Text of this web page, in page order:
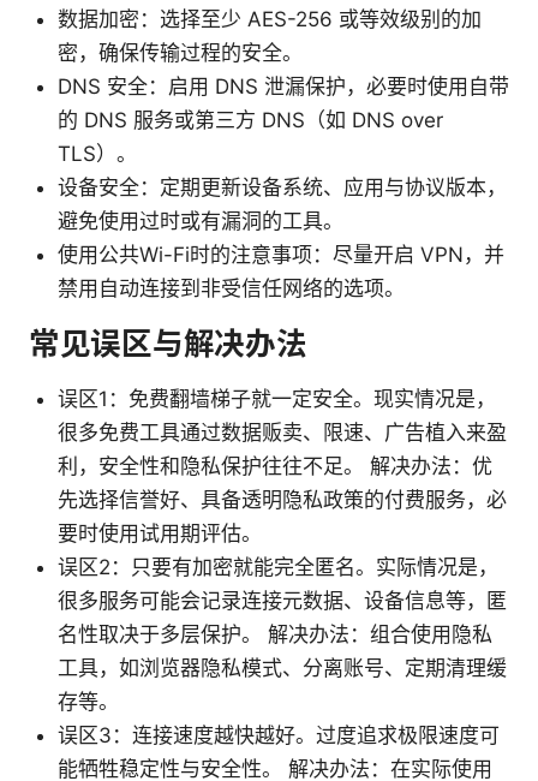
数据加密：选择至少 AES-256 或等效级别的加
密，确保传输过程的安全。
DNS 安全：启用 DNS 泄漏保护，必要时使用自带
的 DNS 服务或第三方 DNS（如 DNS over
TLS）。
设备安全：定期更新设备系统、应用与协议版本，
避免使用过时或有漏洞的工具。
使用公共Wi-Fi时的注意事项：尽量开启 VPN，并
禁用自动连接到非受信任网络的选项。
常见误区与解决办法
误区1：免费翻墙梯子就一定安全。现实情况是，
很多免费工具通过数据贩卖、限速、广告植入来盈
利，安全性和隐私保护往往不足。 解决办法：优
先选择信誉好、具备透明隐私政策的付费服务，必
要时使用试用期评估。
误区2：只要有加密就能完全匿名。实际情况是，
很多服务可能会记录连接元数据、设备信息等，匿
名性取决于多层保护。 解决办法：组合使用隐私
工具，如浏览器隐私模式、分离账号、定期清理缓
存等。
误区3：连接速度越快越好。过度追求极限速度可
能牺牲稳定性与安全性。 解决办法：在实际使用